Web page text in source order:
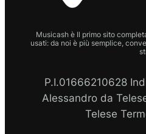
Musicash è Il primo sito
usati: da noi è più semplice,
P.I.01666210628
Alessandro da
Telese